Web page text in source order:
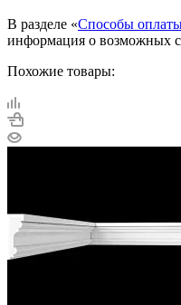
В разделе «Способы
информация о возможных
Похожие товары: